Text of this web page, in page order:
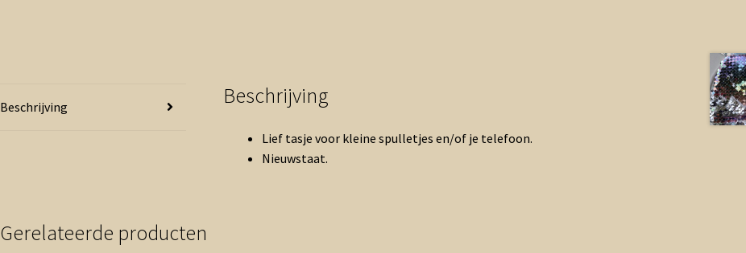
Beschrijving Beschrijving
Lief tasje voor kleine spulletjes en/of je telefoon.
Nieuwstaat.
Gerelateerde producten